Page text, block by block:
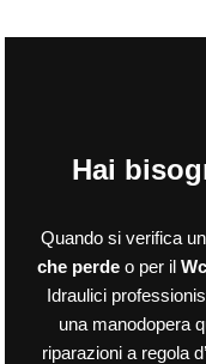
Hai
Quando si verifica
che perdeo per il
Idraulici
una manodopera
riparazioni a regola